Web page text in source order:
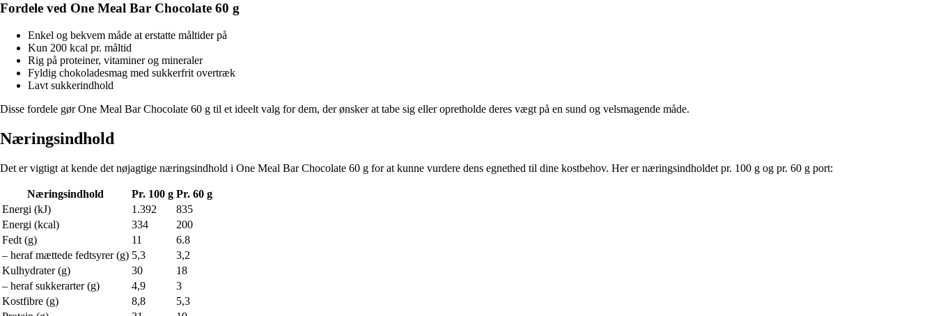
Fordele ved One Meal Bar Chocolate 60 g
Enkel og bekvem måde at erstatte måltider på
Kun 200 kcal pr. måltid
Rig på proteiner, vitaminer og mineraler
Fyldig chokoladesmag med sukkerfrit overtræk
Lavt sukkerindhold
Disse fordele gør One Meal Bar Chocolate 60 g til et ideelt valg for dem, der ønsker at tabe sig eller opretholde deres vægt på en sund og velsmagende måde.
Næringsindhold
Det er vigtigt at kende det nøjagtige næringsindhold i One Meal Bar Chocolate 60 g for at kunne vurdere dens egnethed til dine kostbehov. Her er næringsindholdet pr. 100 g og pr. 60 g port:
Næringsindhold Pr. 100 g Pr. 60 g
Energi (kJ)
1.392
835
Energi (kcal)
334
200
Fedt (g)
11
6.8
– heraf mættede fedtsyrer (g) 5,3
3,2
Kulhydrater (g)
30
18
– heraf sukkerarter (g)
4,9
3
Kostfibre (g)
8,8
5,3